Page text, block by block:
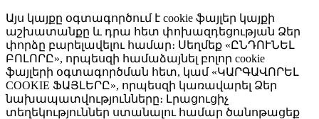
Այս կայքը օգտագործում է cookie ֆայլեր կայքի
աշխատանքը և դրա հետ փոխազդեցության Ձեր
փորձը բարելավելու համար։ Սեղմեք «ԸՆԴՈՒՆԵԼ
ԲՈԼՈՐԸ», որպեսզի համաձայնել բոլոր cookie
ֆայլերի օգտագործման հետ, կամ «ԿԱՐԳԱՎՈՐԵԼ
COOKIE ՖԱՅԼԵՐԸ», որպեսզի կառավարել Ձեր
նախապատվությունները։ Լրացուցիչ
տեղեկություններ ստանալու համար ծանոթացեք